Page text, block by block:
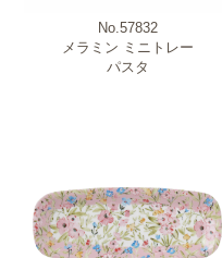
No.57832
メラミン ミニトレー
パスタ